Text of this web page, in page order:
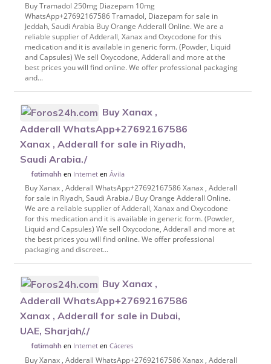
Buy Tramadol 250mg Diazepam 10mg
WhatsApp+27692167586 Tramadol, Diazepam for sale in
Jeddah, Saudi Arabia Buy Orange Adderall Online. We are a
reliable supplier of Adderall, Xanax and Oxycodone for this
medication and it is available in generic form. (Powder, Liquid
and Capsules) We sell Oxycodone, Adderall and more at the
best prices you will find online. We offer professional packaging
and...
Buy Xanax ,
Adderall WhatsApp+27692167586
Xanax , Adderall for sale in Riyadh,
Saudi Arabia./
fatimahh en Internet enÁvila
Buy Xanax , Adderall WhatsApp+27692167586 Xanax , Adderall
for sale in Riyadh, Saudi Arabia./ Buy Orange Adderall Online.
We are a reliable supplier of Adderall, Xanax and Oxycodone
for this medication and it is available in generic form. (Powder,
Liquid and Capsules) We sell Oxycodone, Adderall and more at
the best prices you will find online. We offer professional
packaging and discreet...
Buy Xanax ,
Adderall WhatsApp+27692167586
Xanax , Adderall for sale in Dubai,
UAE, Sharjah/./
fatimahh en Internet enCáceres
Buy Xanax , Adderall WhatsApp+27692167586 Xanax , Adderall